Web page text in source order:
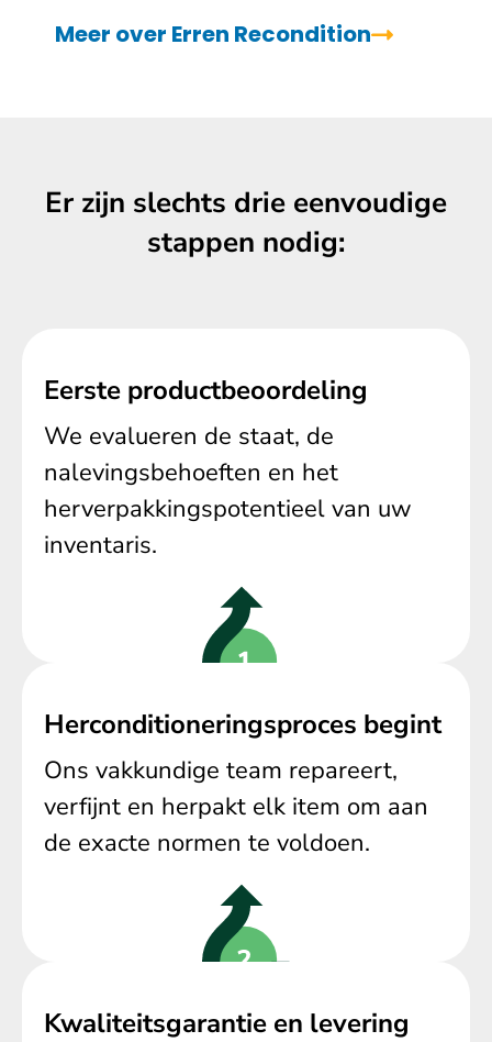
Meer over Erren Recondition
Er zijn slechts drie eenvoudige
stappen nodig:
Eerste productbeoordeling
We evalueren de staat, de
nalevingsbehoeften en het
herverpakkingspotentieel van uw
inventaris.
Herconditioneringsproces begint
Ons vakkundige team repareert,
verfijnt en herpakt elk item om aan
de exacte normen te voldoen.
Kwaliteitsgarantie en levering